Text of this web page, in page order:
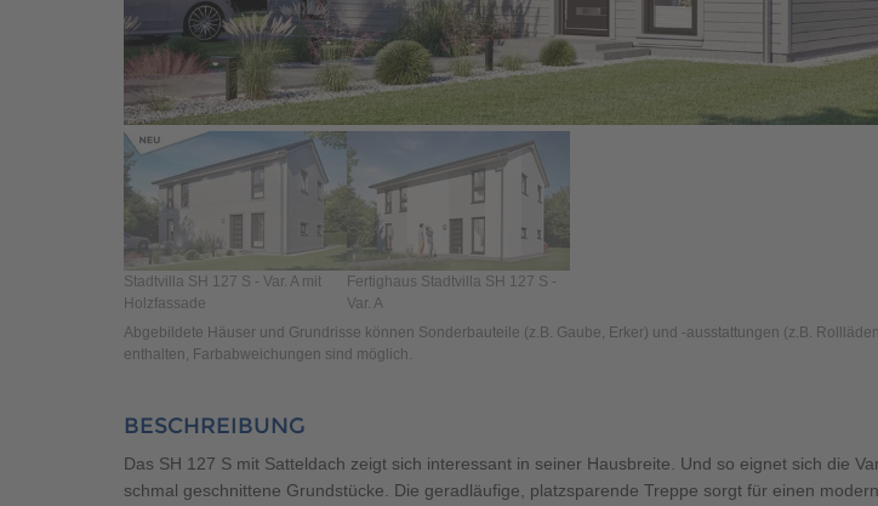
Stadtvilla SH 127 S - Var. A mit
Holzfassade
Fertighaus Stadtvilla SH 127 S -
Var. A
Abgebildete Häuser und Grundrisse können Sonderbauteile (z.B. Gaube, Erker) und -ausstattungen (z.B.
enthalten, Farbabweichungen sind möglich.
BESCHREIBUNG
Das SH 127 S mit Satteldach zeigt sich interessant in seiner Hausbreite. Und so eignet sich die
schmal geschnittene Grundstücke. Die geradläufige, platzsparende Treppe sorgt für einen